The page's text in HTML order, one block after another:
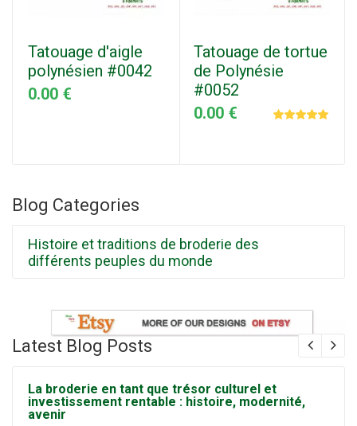
Tatouage d'aigle
polynésien #0042
0.00 €
Tatouage de tortue
de Polynésie
#0052
0.00 €
Blog Categories
Histoire et traditions de broderie des
différents peuples du monde
Latest Blog Posts
La broderie en tant que trésor culturel et
investissement rentable : histoire, modernité,
avenir